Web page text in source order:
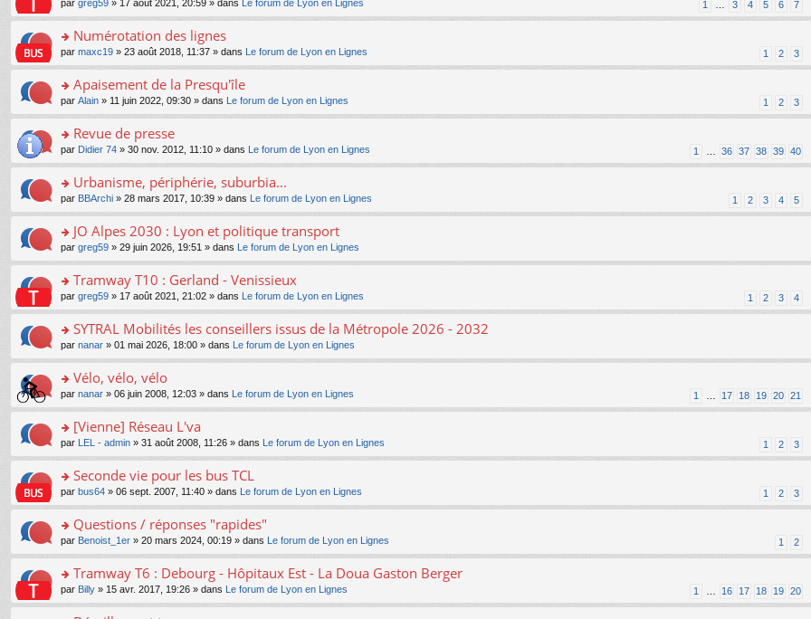
c
e
nt
pl
u
s
ré
c
e
nt
n
le
pl
u
s
ré
c
e
nt
g
e
n
n
le
pl
u
s
ré
c
e
nt
s
a
g
e
n
n
le
pl
u
s
ré
c
e
nt
er
le
m
e
s
a
g
e
n
n
le
pl
u
s
ré
c
e
nt
o
n
s
ult
er
le
m
e
s
a
g
e
n
n
le
pl
u
s
ré
c
e
nt
1 … 3 4 5 6 7
par greg59 » 17 août 2021, 20:59 » dans Le forum de Lyon en Lignes
o
n
s
ult
er
le
m
e
s
a
g
e
n
n
le
pl
u
s
ré
c
e
nt
Numérotation des lignes
1 2 3
par maxc19 » 23 août 2018, 11:37 » dans Le forum de Lyon en Lignes
o
n
s
ult
er
le
m
e
s
a
g
e
n
n
le
pl
u
s
ré
c
e
nt
Apaisement de la Presqu'île
1 2 3
par Alain » 11 juin 2022, 09:30 » dans Le forum de Lyon en Lignes
o
n
s
ult
er
le
m
e
s
a
g
e
n
n
le
pl
u
s
ré
c
e
nt
Revue de presse
1 … 36 37 38 39 40
par Didier 74 » 30 nov. 2012, 11:10 » dans Le forum de Lyon en Lignes
o
n
s
ult
er
le
m
e
s
a
g
e
n
n
le
pl
u
s
ré
c
e
nt
Urbanisme, périphérie, suburbia...
1 2 3 4 5
par BBArchi » 28 mars 2017, 10:39 » dans Le forum de Lyon en Lignes
o
n
s
ult
er
le
m
e
s
a
g
e
n
n
le
pl
u
s
ré
c
e
nt
JO Alpes 2030 : Lyon et politique transport
par greg59 » 29 juin 2026, 19:51 » dans Le forum de Lyon en Lignes
o
n
s
ult
er
le
m
e
s
a
g
e
n
n
le
pl
u
s
ré
c
e
Tramway T10 : Gerland - Venissieux
1 2 3 4
par greg59 » 17 août 2021, 21:02 » dans Le forum de Lyon en Lignes
o
n
s
ult
er
le
m
e
s
a
g
e
n
n
le
pl
u
s
SYTRAL Mobilités les conseillers issus de la Métropole 2026 - 2032
par nanar » 01 mai 2026, 18:00 » dans Le forum de Lyon en Lignes
o
n
s
ult
er
le
m
e
s
a
g
e
n
n
Vélo, vélo, vélo
1 … 17 18 19 20 21
par nanar » 06 juin 2008, 12:03 » dans Le forum de Lyon en Lignes
o
n
s
ult
er
le
m
e
s
a
g
e
[Vienne] Réseau L'va
1 2 3
par LEL - admin » 31 août 2008, 11:26 » dans Le forum de Lyon en Lignes
o
n
s
ult
er
le
m
e
s
Seconde vie pour les bus TCL
1 2 3
par bus64 » 06 sept. 2007, 11:40 » dans Le forum de Lyon en Lignes
o
n
s
ult
er
le
Questions / réponses "rapides"
1 2
par Benoist_1er » 20 mars 2024, 00:19 » dans Le forum de Lyon en Lignes
o
n
s
Tramway T6 : Debourg - Hôpitaux Est - La Doua Gaston Berger
1 … 16 17 18 19 20
par Billy » 15 avr. 2017, 19:26 » dans Le forum de Lyon en Lignes